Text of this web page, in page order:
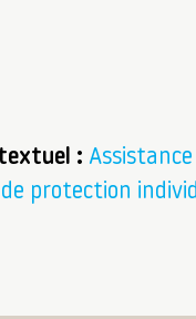
:
protection